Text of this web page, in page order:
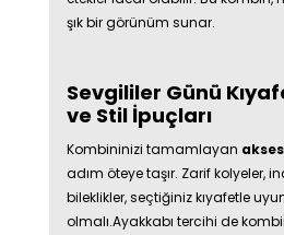
şık bir görünüm sunar.
Sevgililer Günü
ve Stil İpuçları
Kombininizi tamamlayan
adım öteye taşır. Zarif kolyeler,
bileklikler, seçtiğiniz kıyafetle
olmalı.Ayakkabı tercihi de